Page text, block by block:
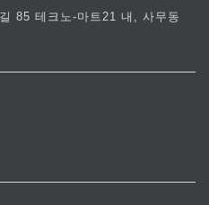
85 테크노-마트21 내, 사무동